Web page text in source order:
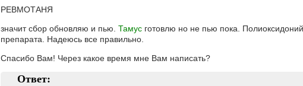
РЕВМОТАНЯ
значит сбор обновляю и пью. Тамус готовлю но не пью пока.
препарата. Надеюсь все правильно.
Спасибо Вам! Через какое время мне Вам написать?
Ответ: